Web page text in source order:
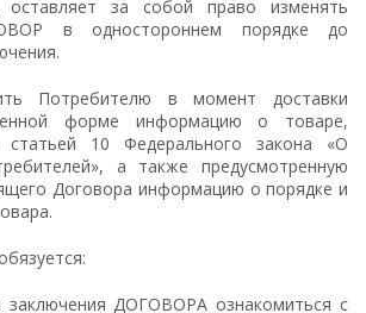
за собой право изменять
в одностороннем порядке до
Потребителю в момент доставки
форме информацию о товаре,
статьей 10 Федерального закона «О
а также предусмотренную
Договора информацию о порядке и
заключения ДОГОВОРА ознакомиться с